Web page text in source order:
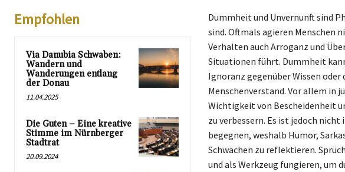
Empfohlen
Via Danubia Schwaben:
Wandern und
Wanderungen entlang
der Donau
11.04.2025
Die Guten – Eine kreative
Stimme im Nürnberger
Stadtrat
20.09.2024
Dummheit und Unvernunft sind
sind. Oftmals agieren Menschen
Verhalten auch Arroganz und
Situationen führt. Dummheit
Ignoranz gegenüber Wissen
Menschenverstand. Vor allem in
Wichtigkeit von Bescheidenheit
zu verbessern. Es ist jedoch
begegnen, weshalb Humor,
Schwächen zu reflektieren.
und als Werkzeug fungieren, um